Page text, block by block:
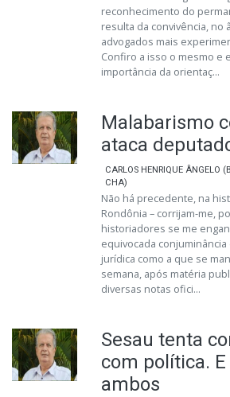
reconhecimento do
resulta da convivência, no
advogados mais
Confiro a isso o mesmo e
importância da orientaç...
Malabarismo
ataca
CARLOS HENRIQUE ÂNGELO
CHA)
Não há precedente, na
Rondônia – corrijam-me,
historiadores se me
equivocada
jurídica como a que se
semana, após matéria
diversas notas ofici...
Sesau tenta
com política.
ambos